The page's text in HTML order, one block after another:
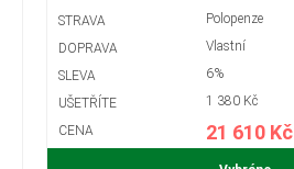
Polopenze
Vlastní
6%
1 380 Kč
21 610 Kč